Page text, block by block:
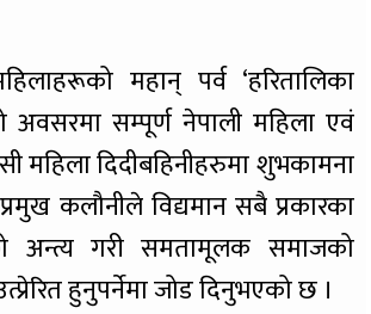
महान् पर्व ‘हरितालिका
अवसरमा सम्पूर्ण नेपाली महिला एवं
महिला दिदीबहिनीहरुमा शुभकामना
कलौनीले विद्यमान सबै प्रकारका
अन्त्य गरी समतामूलक समाजको
हुनुपर्नेमा जोड दिनुभएको छ ।